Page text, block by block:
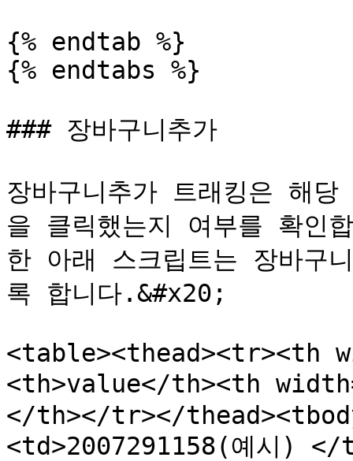
{% endtab %}
{% endtabs %}
### 장바구니추가
장바구니추가 트래킹은 해
을 클릭했는지 여부를 확인
한 아래 스크립트는 장바구
록 합니다.&#x20;
<table><thead><tr><th
<th>value</th><th
</th></tr></
<td>2007291158(예시)